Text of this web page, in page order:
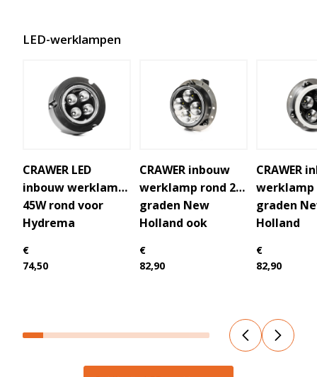
Overige producten
Ervaringen
Klantenservice
0597-234500
info@ledhandel24.nl
+31611204496
LED-werklampen
CRAWER LED
inbouw werklamp
45W rond voor
Hydrema
€
74,50
CRAWER inbouw
werklamp rond 20
graden New
Holland ook
grootlicht
€
82,90
CRAWER
werklamp
graden
Holland
€
82,90